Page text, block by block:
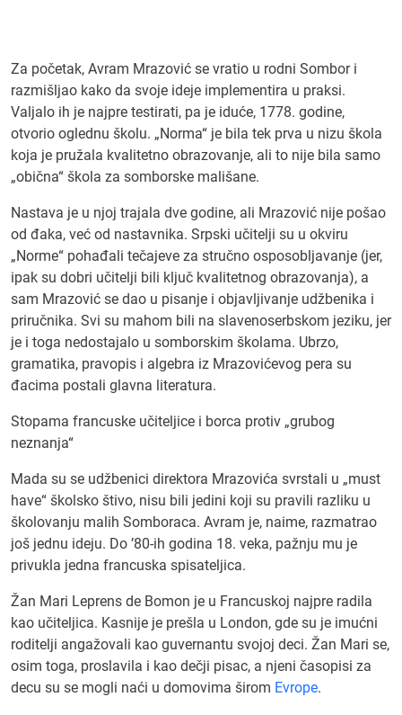
Za početak, Avram Mrazović se vratio u rodni Sombor i
razmišljao kako da svoje ideje implementira u praksi.
Valjalo ih je najpre testirati, pa je iduće, 1778. godine,
otvorio oglednu školu. „Norma“ je bila tek prva u nizu škola
koja je pružala kvalitetno obrazovanje, ali to nije bila samo
„obična“ škola za somborske mališane.
Nastava je u njoj trajala dve godine, ali Mrazović nije pošao
od đaka, već od nastavnika. Srpski učitelji su u okviru
„Norme“ pohađali tečajeve za stručno osposobljavanje (jer,
ipak su dobri učitelji bili ključ kvalitetnog obrazovanja), a
sam Mrazović se dao u pisanje i objavljivanje udžbenika i
priručnika. Svi su mahom bili na slavenoserbskom jeziku, jer
je i toga nedostajalo u somborskim školama. Ubrzo,
gramatika, pravopis i algebra iz Mrazovićevog pera su
đacima postali glavna literatura.
Stopama francuske učiteljice i borca protiv „grubog
neznanja“
Mada su se udžbenici direktora Mrazovića svrstali u „must
have“ školsko štivo, nisu bili jedini koji su pravili razliku u
školovanju malih Somboraca. Avram je, naime, razmatrao
još jednu ideju. Do ’80-ih godina 18. veka, pažnju mu je
privukla jedna francuska spisateljica.
Žan Mari Leprens de Bomon je u Francuskoj najpre radila
kao učiteljica. Kasnije je prešla u London, gde su je imućni
roditelji angažovali kao guvernantu svojoj deci. Žan Mari se,
osim toga, proslavila i kao dečji pisac, a njeni časopisi za
decu su se mogli naći u domovima širom Evrope.